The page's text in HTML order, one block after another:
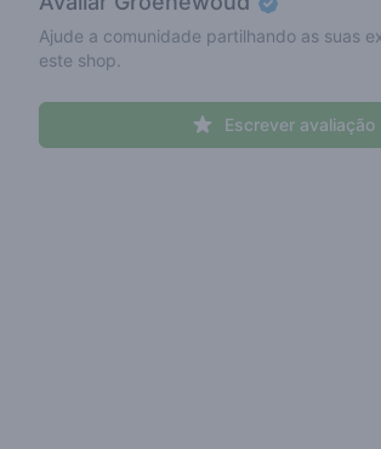
Ajude a comunidade partilhando as suas
este shop.
Escrever avaliação